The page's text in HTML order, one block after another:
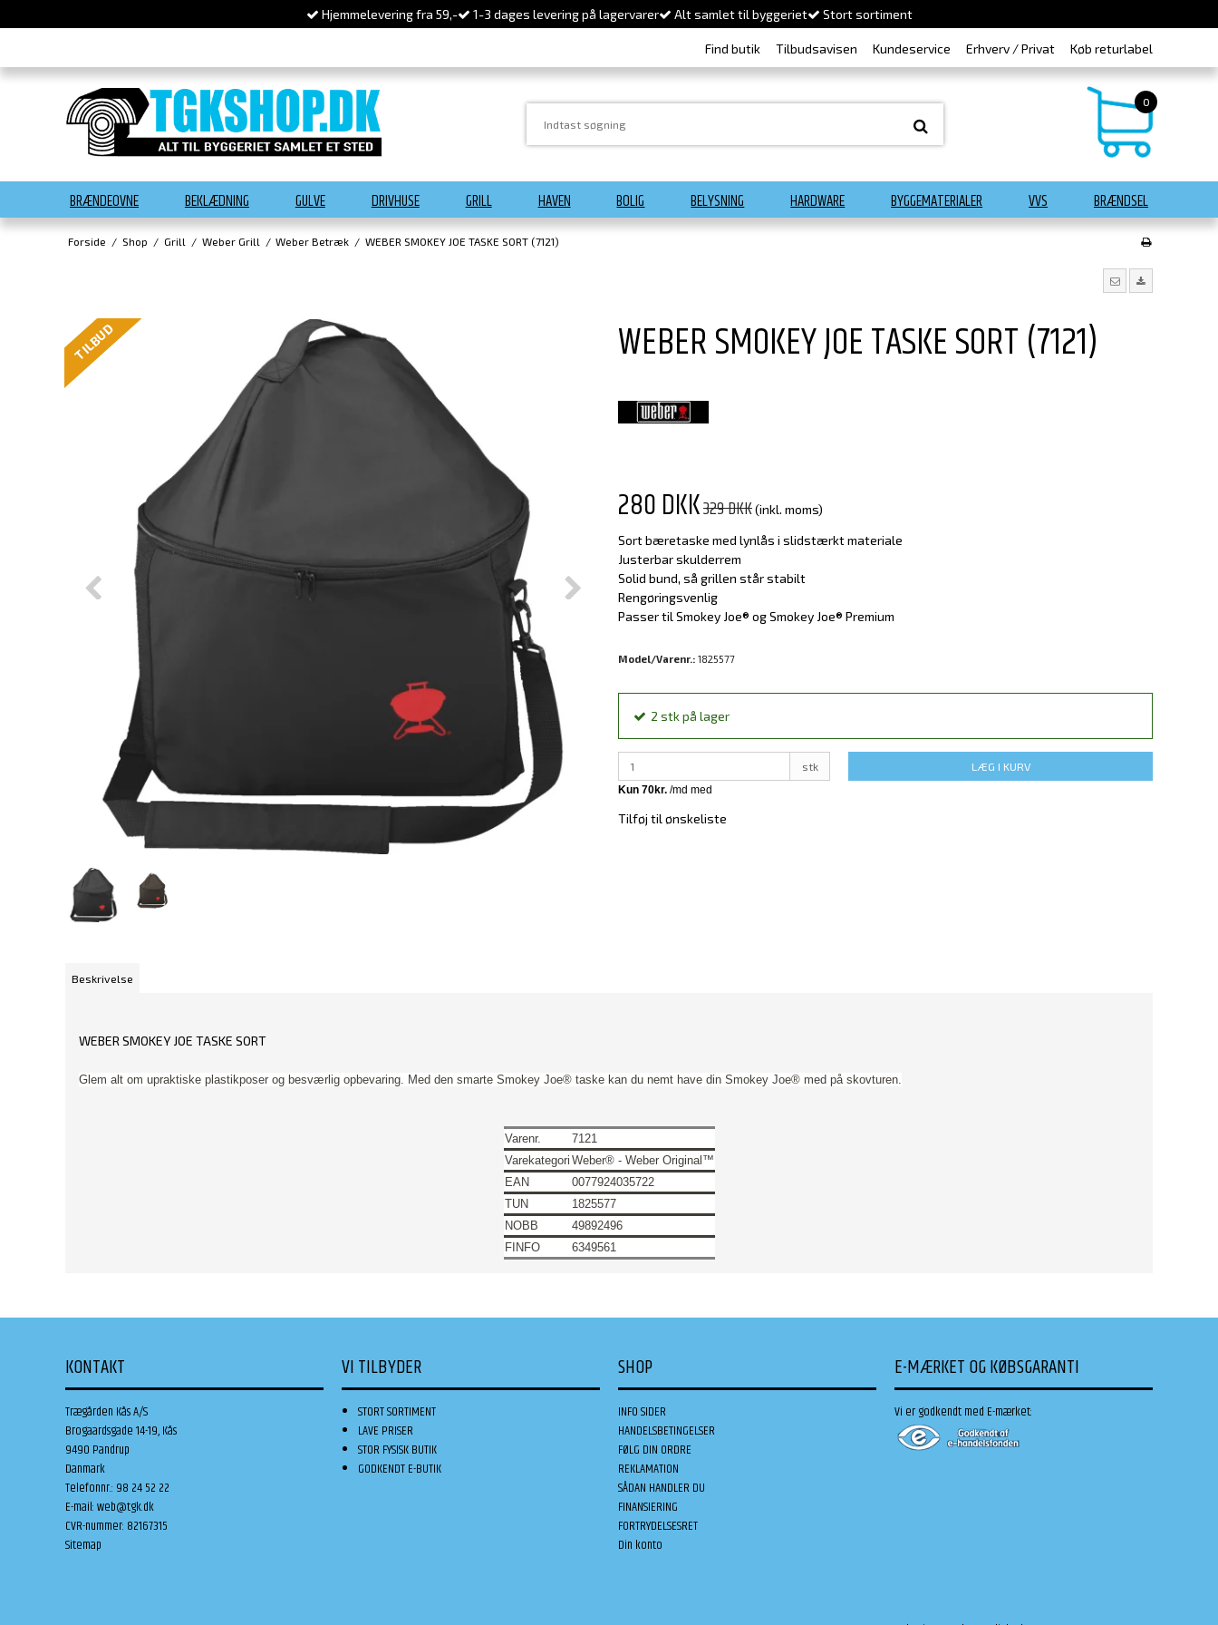
Hjemmelevering fra 59,- 1-3 dages levering på lagervarer Alt samlet til byggeriet Stort sortiment
Find butik Tilbudsavisen Kundeservice Erhverv / Privat Køb returlabel
0
BRÆNDEOVNE BEKLÆDNING GULVE DRIVHUSE GRILL HAVEN BOLIG BELYSNING HARDWARE BYGGEMATERIALER VVS BRÆNDSEL
Forside / Shop / Grill / Weber Grill / Weber Betræk / WEBER SMOKEY JOE TASKE SORT (7121)
TILBUD WEBER SMOKEY JOE TASKE SORT (7121)
280 DKK329 DKK(inkl. moms)
Sort bæretaske med lynlås i slidstærkt materiale
Justerbar skulderrem
Solid bund, så grillen står stabilt
Rengøringsvenlig
Passer til Smokey Joe® og Smokey Joe® Premium
Model/Varenr.: 1825577
2 stkpå lager
stk LÆG I KURV
Tilføj til ønskeliste
Beskrivelse
WEBER SMOKEY JOE TASKE SORT
Glem alt om upraktiske plastikposer og besværlig opbevaring. Med den smarte Smokey Joe® taske kan du nemt have din Smokey Joe® med på skovturen.
Varenr.
7121
Varekategori Weber® - Weber Original™
EAN
0077924035722
TUN
1825577
NOBB
49892496
FINFO
6349561
KONTAKT
Trægården Kås A/S
Brogaardsgade 14-19, Kås
9490 Pandrup
Danmark
Telefonnr.: 98 24 52 22
E-mail:web@tgk.dk
CVR-nummer: 82167315
Sitemap
VI TILBYDER
STORT SORTIMENT
LAVE PRISER
STOR FYSISK BUTIK
GODKENDT E-BUTIK
SHOP
INFO SIDER
HANDELSBETINGELSER
FØLG DIN ORDRE
REKLAMATION
SÅDAN HANDLER DU
FINANSIERING
FORTRYDELSESRET
Din konto
E-MÆRKET OG KØBSGARANTI
Vi er godkendt med E-mærket: